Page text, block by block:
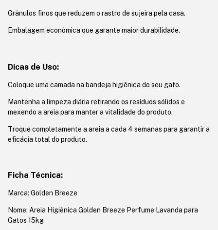
Grânulos finos que reduzem o rastro de sujeira pela casa.
Embalagem econômica que garante maior durabilidade.
Dicas de Uso:
Coloque uma camada na bandeja higiênica do seu gato.
Mantenha a limpeza diária retirando os resíduos sólidos e
mexendo a areia para manter a vitalidade do produto.
Troque completamente a areia a cada 4 semanas para garantir a
eficácia total do produto.
Ficha Técnica:
Marca: Golden Breeze
Nome: Areia Higiênica Golden Breeze Perfume Lavanda para
Gatos 15kg